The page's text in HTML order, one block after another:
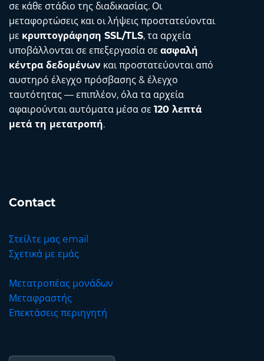
σε κάθε στάδιο της διαδικασίας. Οι
μεταφορτώσεις και οι λήψεις προστατεύονται
με κρυπτογράφηση SSL/TLS, τα αρχεία
υποβάλλονται σε επεξεργασία σε ασφαλή
κέντρα δεδομένων και προστατεύονται από
αυστηρό έλεγχο πρόσβασης & έλεγχο
ταυτότητας — επιπλέον, όλα τα αρχεία
αφαιρούνται αυτόματα μέσα σε 120 λεπτά
μετά τη μετατροπή.
Contact
Στείλτε μας email
Σχετικά με εμάς
Μετατροπέας μονάδων
Μεταφραστής
Επεκτάσεις περιηγητή